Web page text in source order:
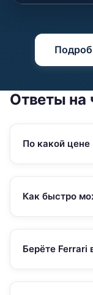
Ответы на
По какой
Как быстро
Берёте Ferrari